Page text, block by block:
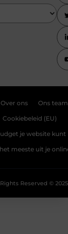
Over ons Ons team
Cookiebeleid (EU)
je website kunt
meeste uit je
Reserved © 2025